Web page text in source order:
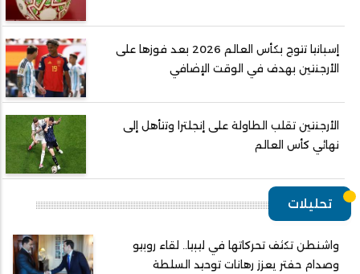
إسبانيا تتوج بكأس العالم 2026 بعد فوزها على
الأرجنتين بهدف في الوقت الإضافي
الأرجنتين تقلب الطاولة على إنجلترا وتتأهل إلى
نهائي كأس العالم
تحليلات
واشنطن تكثف تحركاتها في ليبيا.. لقاء روبيو
وصدام حفتر يعزز رهانات توحيد السلطة